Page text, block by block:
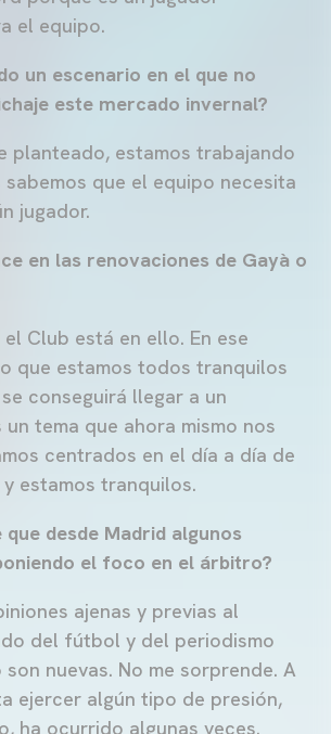
el equipo.
un escenario en el que no
este mercado invernal?
planteado, estamos trabajando
que el equipo necesita
jugador.
en las renovaciones de Gayà o
Club está en ello. En ese
que estamos todos tranquilos
conseguirá llegar a un
tema que ahora mismo nos
centrados en el día a día de
estamos tranquilos.
que desde Madrid algunos
el foco en el árbitro?
ajenas y previas al
del fútbol y del periodismo
nuevas. No me sorprende. A
ejercer algún tipo de presión,
ha ocurrido algunas veces.